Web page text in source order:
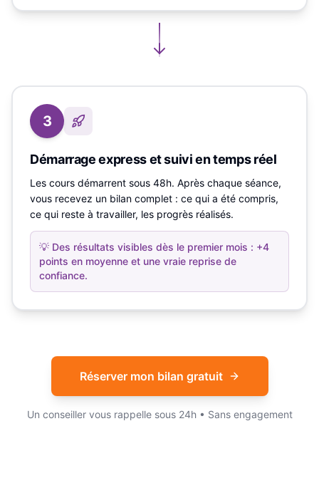
3
Démarrage express et suivi en temps réel
Les cours démarrent sous 48h. Après chaque séance,
vous recevez un bilan complet : ce qui a été compris,
ce qui reste à travailler, les progrès réalisés.
💡 Des résultats visibles dès le premier mois : +4
points en moyenne et une vraie reprise de
confiance.
Réserver mon bilan gratuit
Un conseiller vous rappelle sous 24h • Sans engagement